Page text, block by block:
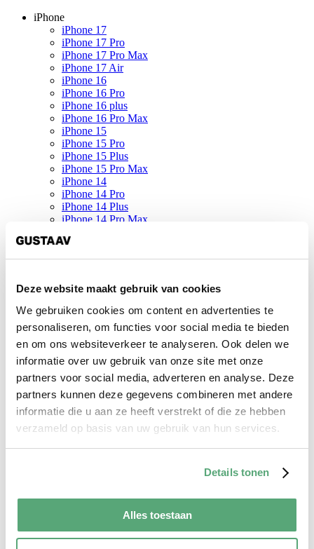
Deze website maakt gebruik van cookies
We gebruiken cookies om content en advertenties te
personaliseren, om functies voor social media te bieden
en om ons websiteverkeer te analyseren. Ook delen we
informatie over uw gebruik van onze site met onze
partners voor social media, adverteren en analyse. Deze
partners kunnen deze gegevens combineren met andere
informatie die u aan ze heeft verstrekt of die ze hebben
verzameld op basis van uw gebruik van hun services.
Details tonen
Alles toestaan
iPhone
iPhone 17
iPhone 17 Pro
iPhone 17 Pro Max
iPhone 17 Air
iPhone 16
iPhone 16 Pro
iPhone 16 plus
iPhone 16 Pro Max
iPhone 15
iPhone 15 Pro
iPhone 15 Plus
iPhone 15 Pro Max
iPhone 14
iPhone 14 Pro
iPhone 14 Plus
iPhone 14 Pro Max
iPhone 13 Pro
iPhone 13 Mini
iPhone SE (2022)
iPhone 12
iPhone 12 Pro
iPhone 12 Pro Max
iPhone 11
iPhone 11 Pro
iPhone SE (2020)
iPhone Xr
iPhone Xs
iPhone X
Screenprotector
iPhone 17
iPhone 16
iPhone 16 Plus
iPhone 16 Pro Max